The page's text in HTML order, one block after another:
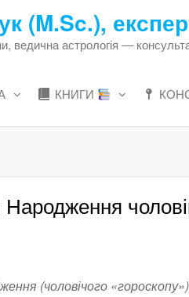
(M.Sc.),
астрологія —
КНИГИ
(чоловічого